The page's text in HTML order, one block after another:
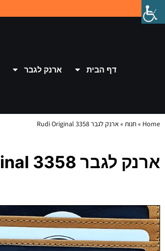
דף הבית ארנק לגבר
Home
» חנות » ארנק לגבר 3358 Rudi Original
ארנק לגבר 3358 Rudi Original